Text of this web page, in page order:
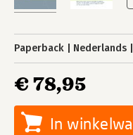
Paperback Nederlands
€ 78,95
In